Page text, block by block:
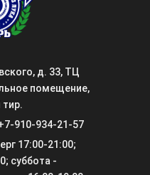
д. 33, ТЦ
помещение,
910-934-21-57
17:00-21:00;
суббота -